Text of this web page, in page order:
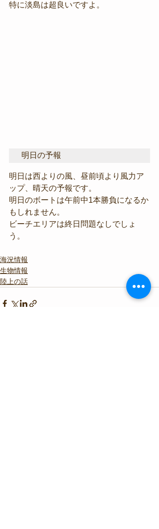
特に淡島は超良いですよ。
明日の予報
明日は西よりの風、昼前頃より風力ア
ップ、晴天の予報です。
明日のボートは午前中1本勝負になるか
もしれません。
ビーチエリアは終日問題なしでしょ
う。
海況情報
生物情報
陸上の話